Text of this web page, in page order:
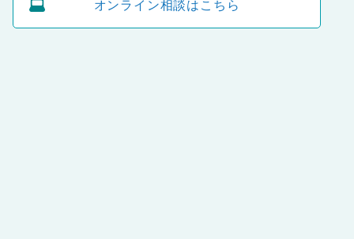
オンライン相談はこちら